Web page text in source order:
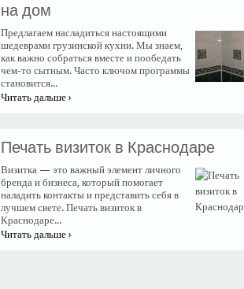
на дом
Предлагаем насладиться настоящими
шедеврами грузинской кухни. Мы знаем,
как важно собраться вместе и пообедать
чем-то сытным. Часто ключом программы
становится...
Читать дальше ›
​Печать визиток в Краснодаре
Визитка — это важный элемент личного
бренда и бизнеса, который помогает
наладить контакты и представить себя в
лучшем свете. Печать визиток в
Краснодаре...
Читать дальше ›